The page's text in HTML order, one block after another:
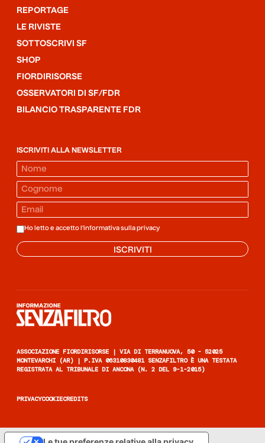
REPORTAGE
LE RIVISTE
SOTTOSCRIVI SF
SHOP
FIORDIRISORSE
OSSERVATORI DI SF/FDR
BILANCIO TRASPARENTE FDR
ISCRIVITI ALLA NEWSLETTER
Ho letto e accetto l'informativa sulla privacy
ISCRIVITI
ASSOCIAZIONE FIORDIRISORSE | VIA DI TERRANUOVA, 50 - 52025
MONTEVARCHI (AR) | P.IVA 06310830481 SENZAFILTRO È UNA TESTATA
REGISTRATA AL TRIBUNALE DI ANCONA (N. 2 DEL 9-1-2015)
PRIVACYCOOKIECREDITS